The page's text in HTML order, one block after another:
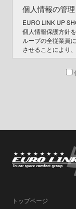
個人情報の管理
EURO LINK UP
個人情報保護方針
ループの全従業員
させることにより
個人情報の利用
や業務のご案内や
のご送付に利用い
当グループは、お
お客さまの同
が必要である場合
トップページ